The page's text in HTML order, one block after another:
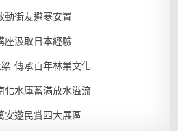
動街友避寒安置
座汲取日本經驗
傳承百年林業文化
化水庫蓄滿放水溢流
安邀民賞四大展區